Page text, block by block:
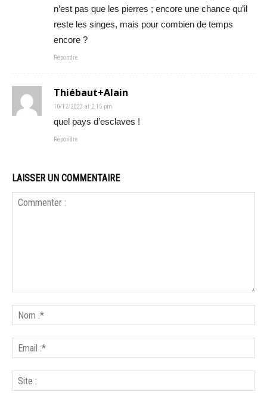
n’est pas que les pierres ; encore une chance qu’il
reste les singes, mais pour combien de temps
encore ?
Répondre
Thiébaut+Alain
10/12/2023 at 2:15 pm
quel pays d’esclaves !
Répondre
LAISSER UN COMMENTAIRE